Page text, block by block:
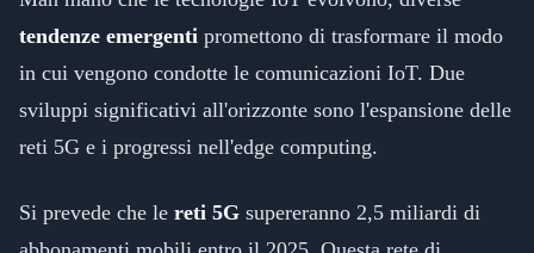
tendenze emergenti promettono di trasformare il modo
in cui vengono condotte le comunicazioni IoT. Due
sviluppi significativi all'orizzonte sono l'espansione delle
reti 5G e i progressi nell'edge computing.
Si prevede che le reti 5G supereranno 2,5 miliardi di